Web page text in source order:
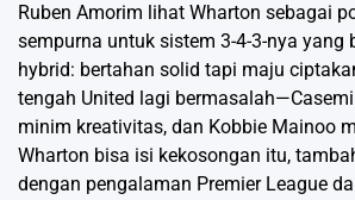
Ruben Amorim lihat Wharton sebagai
sempurna untuk sistem 3-4-3-nya yang
hybrid: bertahan solid tapi maju
tengah United lagi
minim kreativitas, dan Kobbie Mainoo
Wharton bisa isi kekosongan itu,
dengan pengalaman Premier League